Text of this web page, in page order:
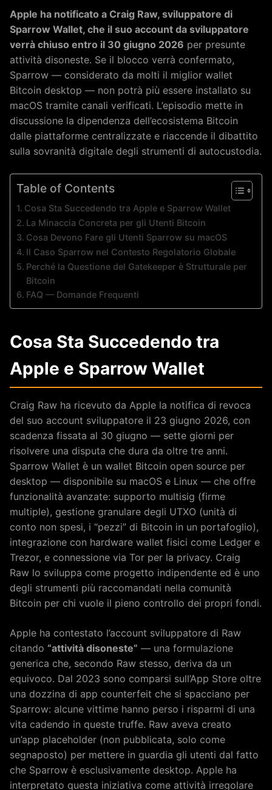
Apple ha notificato a Craig Raw, sviluppatore di
Sparrow Wallet, che il suo account da sviluppatore
verrà chiuso entro il 30 giugno 2026 per presunte
attività disoneste. Se il blocco verrà confermato,
Sparrow — considerato da molti il miglior wallet
Bitcoin desktop — non potrà più essere installato su
macOS tramite canali verificati. L’episodio mette in
discussione la dipendenza dell’ecosistema Bitcoin
dalle piattaforme centralizzate e riaccende il dibattito
sulla sovranità digitale degli strumenti di autocustodia.
Table of Contents
Cosa Sta Succedendo tra Apple e Sparrow Wallet
La Minaccia Concreta per gli Utenti Bitcoin
Cosa Devono Fare gli Utenti Sparrow su macOS
Il Caso Sparrow nel Contesto Regolatorio Globale
Perché la Questione del Gatekeeper è Strutturale per
Bitcoin
FAQ — Domande Frequenti
Cosa Sta Succedendo tra
Apple e Sparrow Wallet
Craig Raw ha ricevuto da Apple la notifica di revoca
del suo account sviluppatore il 23 giugno 2026, con
scadenza fissata al 30 giugno — sette giorni per
risolvere una disputa che dura da oltre tre anni.
Sparrow Wallet è un wallet Bitcoin open source per
desktop — disponibile su macOS e Linux — che offre
funzionalità avanzate: supporto multisig (firme
multiple), gestione granulare degli UTXO (unità di
conto non spesi, i “pezzi” di Bitcoin in un portafoglio),
integrazione con hardware wallet fisici come Ledger e
Trezor, e connessione via Tor per la privacy. Craig
Raw lo sviluppa come progetto indipendente ed è uno
degli strumenti più raccomandati nella comunità
Bitcoin per chi vuole il pieno controllo dei propri fondi.
Apple ha contestato l’account sviluppatore di Raw
citando “attività disoneste” — una formulazione
generica che, secondo Raw stesso, deriva da un
equivoco. Dal 2023 sono comparsi sull’App Store oltre
una dozzina di app counterfeit che si spacciano per
Sparrow: alcune vittime hanno perso i risparmi di una
vita cadendo in queste truffe. Raw aveva creato
un’app placeholder (non pubblicata, solo come
segnaposto) per mettere in guardia gli utenti dal fatto
che Sparrow è esclusivamente desktop. Apple ha
interpretato questa iniziativa come attività irregolare